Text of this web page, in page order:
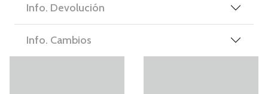
Info. Devolución
Info. Cambios